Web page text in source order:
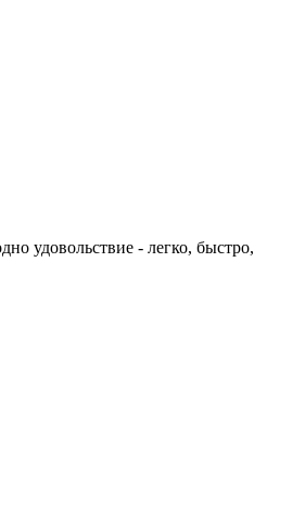
удовольствие - легко, быстро,